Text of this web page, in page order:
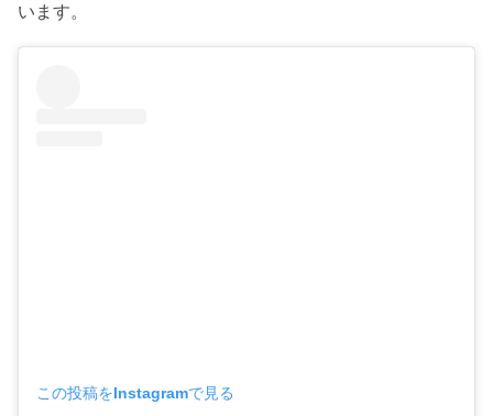
います。
この投稿をInstagramで見る